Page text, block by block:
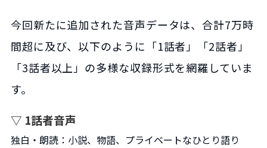
今回新たに追加された音声データは、合計7万時
間超に及び、以下のように「1話者」「2話者」
「3話者以上」の多様な収録形式を網羅していま
す。
▽ 1話者音声
独白・朗読：小説、物語、プライベートなひとり語り